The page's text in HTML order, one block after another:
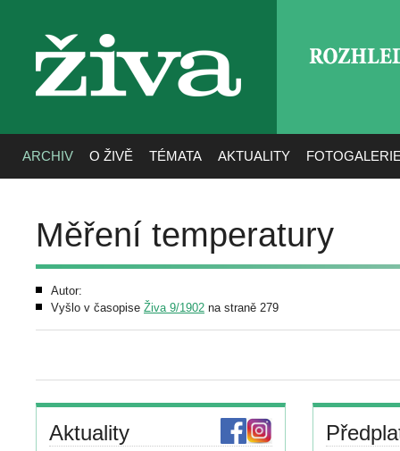
živa
ARCHIV O ŽIVĚ TÉMATA AKTUALITY
Měření temperatury
Autor:
Vyšlo v časopise Živa 9/1902 na straně 279
Aktuality